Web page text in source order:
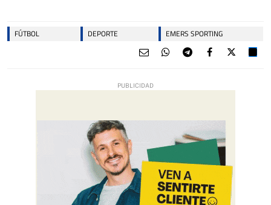
FÚTBOL DEPORTE EMERS SPORTING